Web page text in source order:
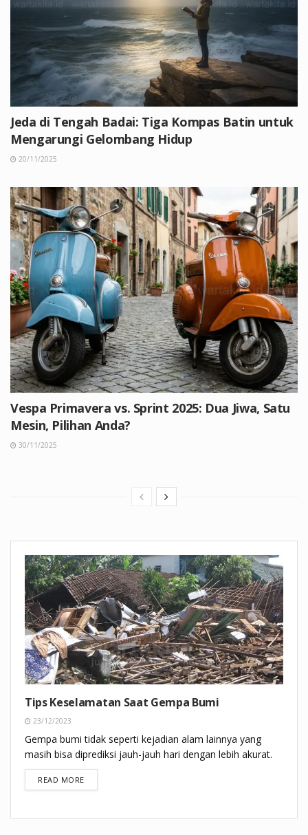
Jeda di Tengah Badai: Tiga Kompas Batin untuk
Mengarungi Gelombang Hidup
20/11/2025
Vespa Primavera vs. Sprint 2025: Dua Jiwa, Satu
Mesin, Pilihan Anda?
30/11/2025
Tips Keselamatan Saat Gempa Bumi
23/12/2023
Gempa bumi tidak seperti kejadian alam lainnya yang
masih bisa diprediksi jauh-jauh hari dengan lebih akurat.
READ MOREDETAILS